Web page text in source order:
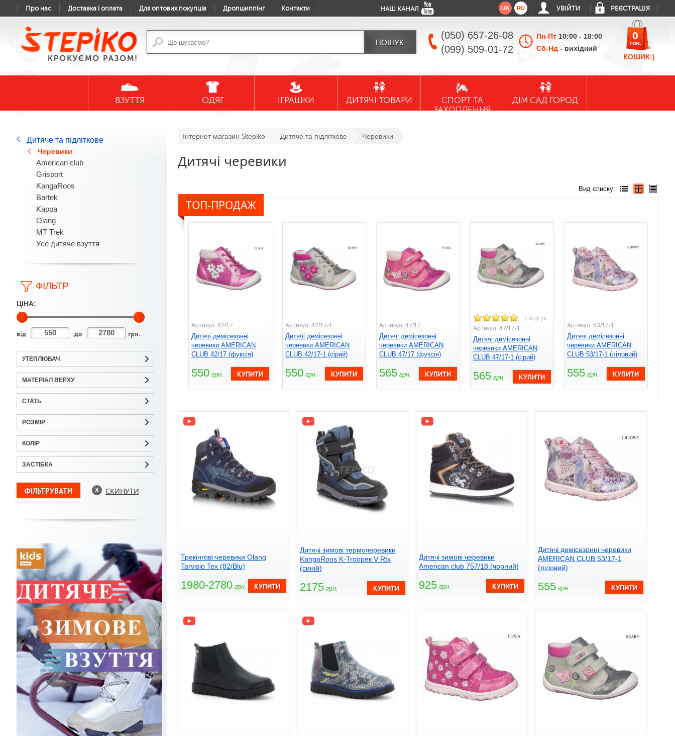
Про нас Доставка і оплата Для оптових покупців Дропшиппінг Контакти НАШ КАНАЛ UA RU УВІЙТИ РЕЄСТРАЦІЯ
(050) 657-26-08
(099) 509-01-72
Пн-Пт 10:00 - 18:00
Сб-Нд - вихідний
КОШИК:)
0
тов.
ВЗУТТЯ ОДЯГ ІГРАШКИ ДИТЯЧІ ТОВАРИ
СПОРТ ТА
ЗАХОПЛЕННЯ
ДІМ САД ГОРОД
Дитяче та підліткове
Черевики
American club
Grisport
KangaRoos
Bartek
Kappa
Olang
MT Trek
Усе дитяче взуття
ФІЛЬТР
ЦІНА:
від до грн.
УТЕПЛЮВАЧ
МАТЕРІАЛ ВЕРХУ
СТАТЬ
РОЗМІР
КОЛІР
ЗАСТІБКА
СКИНУТИ
Інтернет магазин Stepiko Дитяче та підліткове Черевики
Дитячі черевики
Вид списку:
ТОП-ПРОДАЖ
Артикул: 42/17
Дитячі демісезонні
черевики AMERICAN
CLUB 42/17 (фуксія)
550 грн.
Артикул: 42/17-1
Дитячі демісезонні
черевики AMERICAN
CLUB 42/17-1 (сірий)
550 грн.
Артикул: 47/17
Дитячі демісезонні
черевики AMERICAN
CLUB 47/17 (фуксія)
565 грн.
1 відгук..
Артикул: 47/17-1
Дитячі демісезонні
черевики AMERICAN
CLUB 47/17-1 (сірий)
565 грн.
Артикул: 53/17-1
Дитячі демісезонні
черевики AMERICAN
CLUB 53/17-1 (ліловий)
555 грн.
Трекінгові черевики Olang
Tarvisio Tex (82/Blu)
1980-2780 грн.
Дитячі зимові термочеревики
KangaRoos K-Troopeк V Rtx
(синій)
2175 грн.
Дитячі зимові черевики
American club 757/18 (чорний)
925 грн.
Дитячі демісезонні черевики
AMERICAN CLUB 53/17-1
(ліловий)
555 грн.